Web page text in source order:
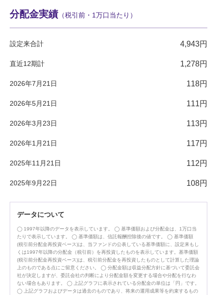
分配金実績（税引前・1万口当たり）
設定来合計 4,943円
直近12期計 1,278円
2026年7月21日 118円
2026年5月21日 111円
2026年3月23日 113円
2026年1月21日 117円
2025年11月21日 112円
2025年9月22日 108円
データについて
1997年以降のデータを表示しています。
基準価額および分配金は、1万口当
たりで表示しています。
基準価額は、信託報酬控除後の値です。
基準価額
(税引前分配金再投資ベース)は、当ファンドの公表している基準価額に、設定来もし
くは1997年以降の分配金（税引前）を再投資したものを表示しています。基準価額
(税引前分配金再投資ベース)は、税引前分配金を再投資したものとして計算した理論
上のものである点にご留意ください。
分配金額は収益分配方針に基づいて委託会
社が決定しますが、委託会社の判断により分配金額を変更する場合や分配を行なわ
ない場合もあります。
上記グラフに表示されている分配金の単位は「円」です。
上記グラフおよびデータは過去のものであり、将来の運用成果等を約束するもの